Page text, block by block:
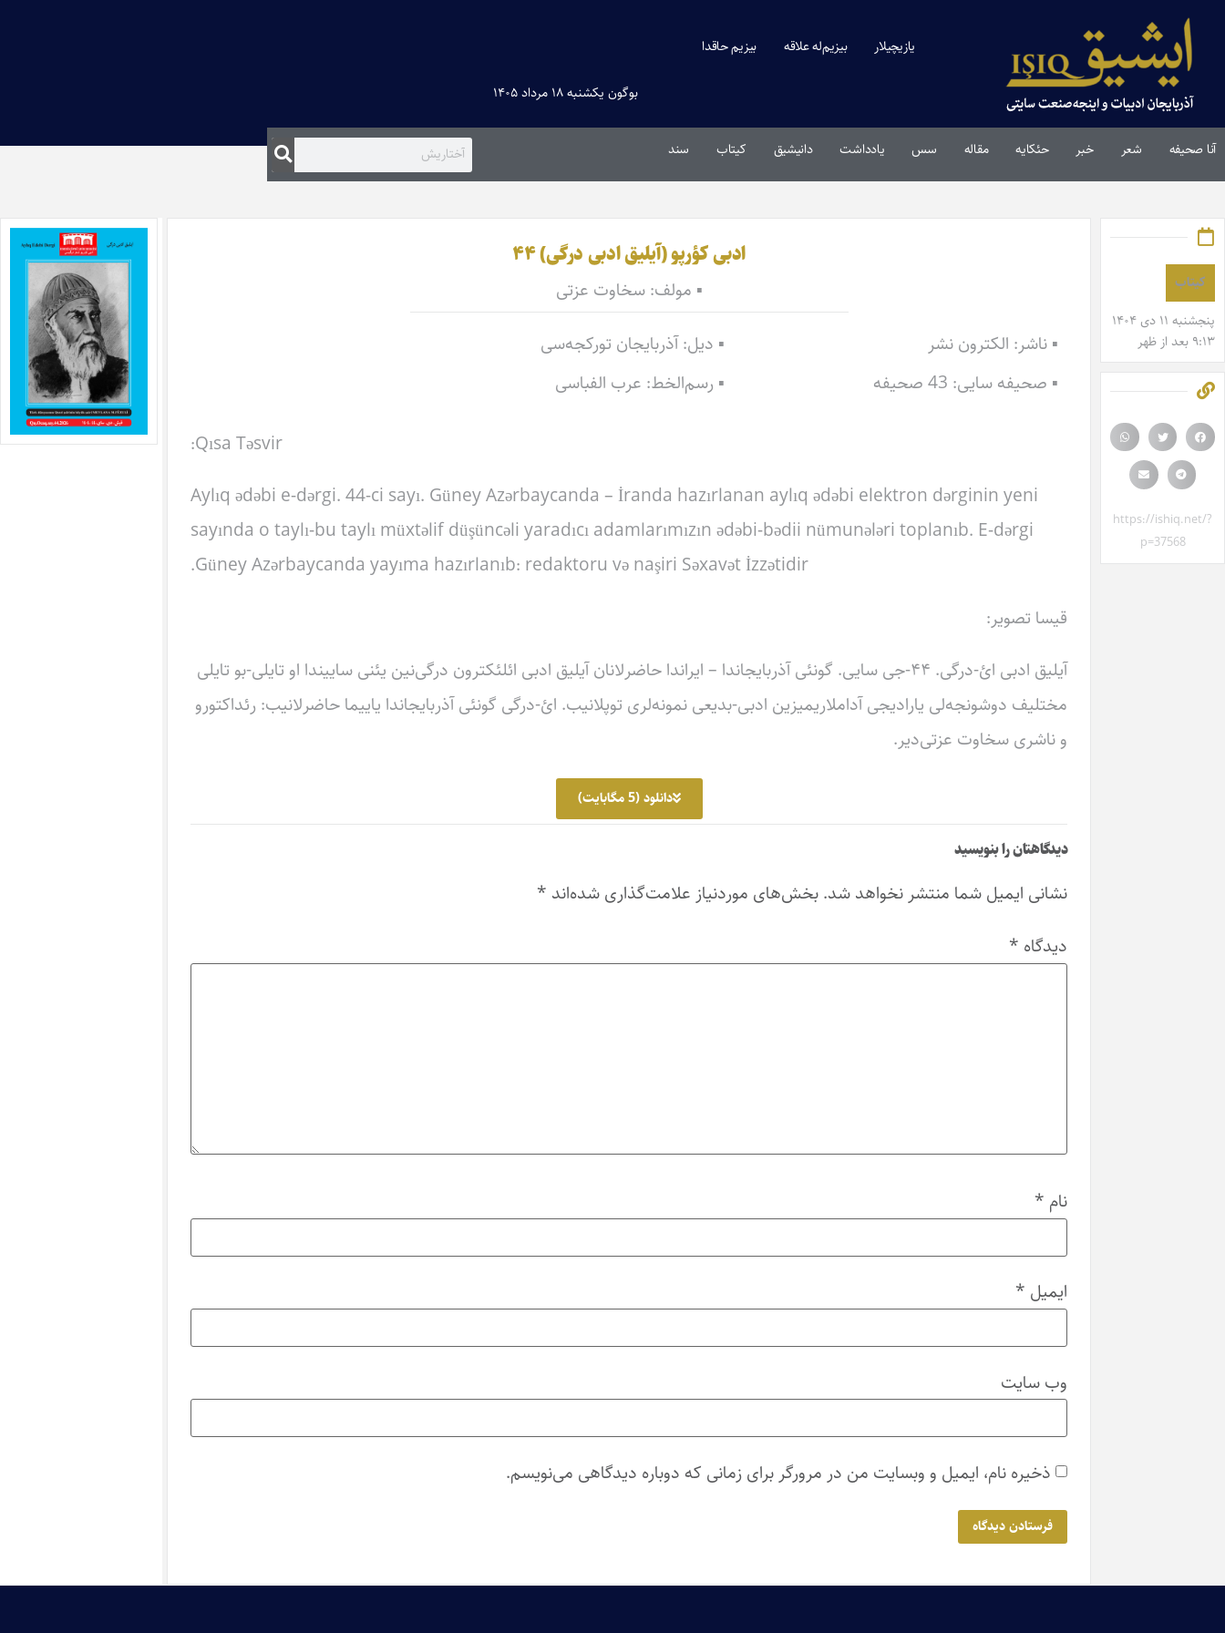
یازیچیلار بیزیم‌له علاقه بیزیم حاقدا
بوگون یکشنبه ۱۸ مرداد ۱۴۰۵
آنا صحیفه شعر خبر حئکایه مقاله‌ سس یادداشت دانیشیق کیتاب سند
کیتاب
پنجشنبه ۱۱ دی ۱۴۰۴
۹:۱۳ بعد از ظهر
https://ishiq.net/?
p=37568
ادبی کؤرپو (آیلیق ادبی درگی) ۴۴
▪ مولف: سخاوت عزتی
▪ ناشر: الکترون نشر
▪ صحیفه سایی: 43 صحیفه
▪ دیل: آذربایجان تورکجه‌سی
▪ رسم‌الخط: عرب الفباسی
Qısa Təsvir:
Aylıq ədəbi e-dərgi. 44-ci sayı. Güney Azərbaycanda – İranda hazırlanan aylıq ədəbi elektron dərginin yeni
sayında o taylı-bu taylı müxtəlif düşüncəli yaradıcı adamlarımızın ədəbi-bədii nümunələri toplanıb. E-dərgi
Güney Azərbaycanda yayıma hazırlanıb: redaktoru və naşiri Səxavət İzzətidir.
قیسا تصویر:
آیلیق ادبی ائ-درگی. ۴۴-جی سایی. گونئی آذربایجاندا – ایراندا حاضرلانان آیلیق ادبی ائلئکترون درگی‌نین یئنی ساییندا او تایلی-بو تایلی
مختلیف دوشونجه‌لی یارادیجی آداملاریمیزین ادبی-بدیعی نمونه‌لری توپلانیب. ائ-درگی گونئی آذربایجاندا یاییما حاضرلانیب: رئداکتورو
و ناشری سخاوت عزتی‌دیر.
دانلود (5 مگابایت)
دیدگاهتان را بنویسید
نشانی ایمیل شما منتشر نخواهد شد. بخش‌های موردنیاز علامت‌گذاری شده‌اند *
دیدگاه *
نام *
ایمیل *
وب‌ سایت
ذخیره نام، ایمیل و وبسایت من در مرورگر برای زمانی که دوباره دیدگاهی می‌نویسم.